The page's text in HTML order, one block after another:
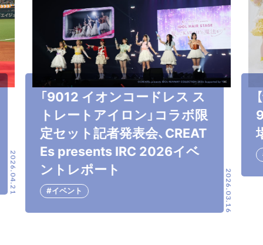
2026.04.21
「9012 イオンコードレス ス
トレートアイロン」コラボ限
定セット記者発表会、CREAT
Es presents IRC 2026イベ
ントレポート
#イベント 2026.03.16